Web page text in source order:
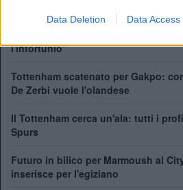
Data Deletion Data Access
l'infortunio"
Tottenham scatenato per Gakpo:
De Zerbi vuole l'olandese
Il Tottenham cerca un'ala: tutti i
Spurs
Futuro in bilico per Marmoush al
inserisce per l'egiziano